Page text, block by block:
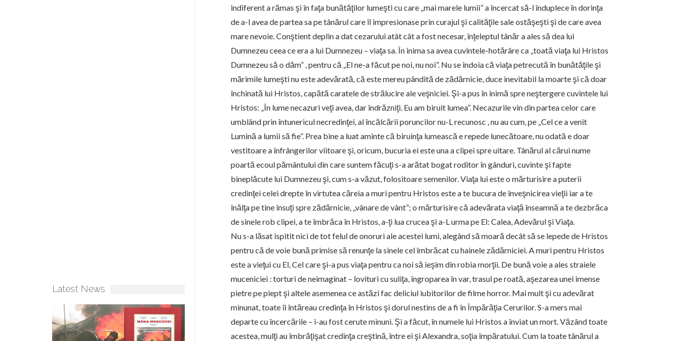
indiferent a rămas şi în faţa bunătăţilor lumeşti cu care „mai marele lumii” a încercat să-l înduplece în dorinţa
de a-l avea de partea sa pe tânărul care îl impresionase prin curajul şi calităţile sale ostăşeşti şi de care avea
mare nevoie. Conştient deplin a dat cezarului atât cât a fost necesar, înţeleptul tânăr a ales să dea lui
Dumnezeu ceea ce era a lui Dumnezeu – viaţa sa. În inima sa avea cuvintele-hotărâre ca „toată viaţa lui Hristos
Dumnezeu să o dăm” , pentru că „El ne-a făcut pe noi, nu noi”. Nu se îndoia că viaţa petrecută în bunătăţile şi
mărimile lumeşti nu este adevărată, că este mereu pândită de zădărnicie, duce inevitabil la moarte şi că doar
închinată lui Hristos, capătă caratele de strălucire ale veşniciei. Şi-a pus în inimă spre neştergere cuvintele lui
Hristos: „În lume necazuri veţi avea, dar îndrăzniţi. Eu am biruit lumea”. Necazurile vin din partea celor care
umblând prin întunericul necredinţei, al încălcării poruncilor nu-L recunosc , nu au cum, pe „Cel ce a venit
Lumină a lumii să fie”. Prea bine a luat aminte că biruinţa lumească e repede lunecătoare, nu odată e doar
vestitoare a înfrângerilor viitoare şi, oricum, bucuria ei este una a clipei spre uitare. Tânărul al cărui nume
poartă ecoul pământului din care suntem făcuţi s-a arătat bogat roditor în gânduri, cuvinte şi fapte
bineplăcute lui Dumnezeu şi, cum s-a văzut, folositoare semenilor. Viaţa lui este o mărturisire a puterii
credinţei celei drepte în virtutea căreia a muri pentru Hristos este a te bucura de înveşnicirea vieţii iar a te
înălţa pe tine însuţi spre zădărnicie, „vânare de vânt”; o mărturisire că adevărata viaţă înseamnă a te dezbrăca
de sinele rob clipei, a te îmbrăca în Hristos, a-ţi lua crucea şi a-L urma pe El: Calea, Adevărul şi Viaţa.
Nu s-a lăsat ispitit nici de tot felul de onoruri ale acestei lumi, alegând să moară decât să se lepede de Hristos
pentru că de voie bună primise să renunţe la sinele cel îmbrăcat cu hainele zădărniciei. A muri pentru Hristos
este a vieţui cu El, Cel care şi-a pus viaţa pentru ca noi să ieşim din robia morţii. De bună voie a ales straiele
muceniciei : torturi de neimaginat – lovituri cu suliţa, îngroparea în var, trasul pe roată, aşezarea unei imense
pietre pe piept şi altele asemenea ce astăzi fac deliciul iubitorilor de filme horror. Mai mult şi cu adevărat
minunat, toate îi întăreau credinţa în Hristos şi dorul nestins de a fi în Împărăţia Cerurilor. S-a mers mai
departe cu încercările – i-au fost cerute minuni. Şi a făcut, în numele lui Hristos a înviat un mort. Văzând toate
acestea, mulţi au îmbrăţişat credinţa creştină, între ei şi Alexandra, soţia împăratului. Cum la toate tânărul a
Latest News